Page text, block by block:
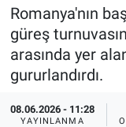
Romanya'nın
güreş
arasında yer
gururlandırdı.
08.06.2026 - 11:28
YAYINLANMA